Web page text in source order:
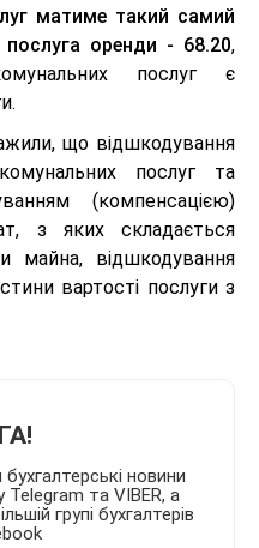
матиме такий самий
оренди - 68.20,
послуг є
що відшкодування
послуг та
(компенсацією)
з яких складається
майна, відшкодування
вартості послуги з
новини
та VIBER, а
групі бухгалтерів